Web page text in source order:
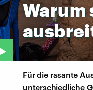
Warum
Für die rasante
unterschiedliche